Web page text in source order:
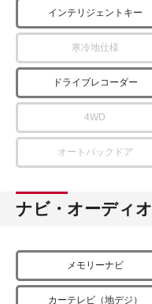
インテリジェントキー
寒冷地仕様
ドライブレコーダー
4WD
オートバックドア
ナビ・オーディオ
メモリーナビ
カーテレビ（地デジ）